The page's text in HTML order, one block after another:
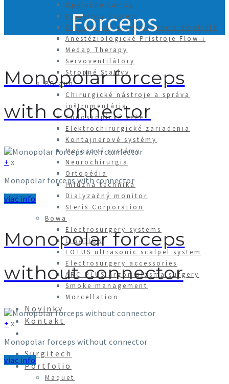
Operačné Lampy
Kamerový Systém
Chirurgické a Vyšetrovacie Svietidlá
Anestéziologické Prístroje Flow-i
Medap Therapy
Servoventilátory
Stropné Statívy
BBraun
Chirurgické nástroje a správa
inštrumentária
Endoskopické veže
Elektrochirurgické zariadenia
Kontajnerové systémy
Motorové systémy
Neurochirurgia
Ortopédia
Infúzna technika
Dialyzačný monitor
Steris Corporation
Bowa
Electrosurgery systems
LIGATION
LOTUS ultrasonic scalpel system
Electrosurgery accessories
ARC PLUS argon plasma surgery
Smoke management
Morcellation
Novinky
Kontakt
Surgitech
Portfolio
Maquet
Forceps
Monopolar forceps
with connector
+ x
Monopolar forceps with connector
viac info
Monopolar forceps
without connector
+ x
Monopolar forceps without connector
viac info